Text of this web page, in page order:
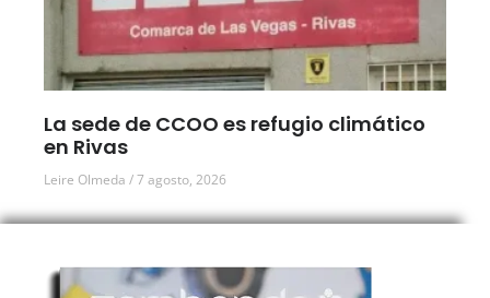
La sede de CCOO es refugio climático
en Rivas
Leire Olmeda 7 agosto, 2026